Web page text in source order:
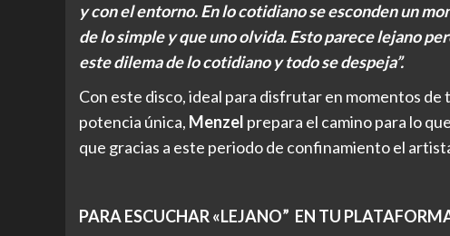
y con el entorno. En lo cotidiano se esconden un
de lo simple y que uno olvida. Esto parece lejano
este dilema de lo cotidiano y todo se despeja”.
Con este disco, ideal para disfrutar en momentos de
potencia única, Menzel prepara el camino para lo
que gracias a este periodo de confinamiento el
PARA ESCUCHAR«LEJANO” EN TU